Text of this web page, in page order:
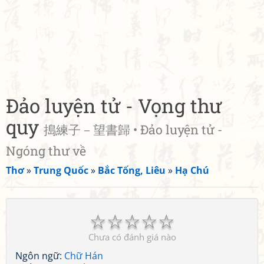
Đảo luyện tử - Vọng thư
quy 搗練子－望書歸 • Đảo luyện tử -
Ngóng thư về
Thơ»Trung Quốc» Bắc Tống, Liêu » Hạ Chú
☆
☆
☆
☆
☆
Chưa có đánh giá nào
Ngôn ngữ: Chữ Hán